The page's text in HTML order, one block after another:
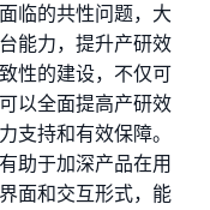
临的共性问题，大
能力，提升产研效
性的建设，不仅可
以全面提高产研效
支持和有效保障。
助于加深产品在用
面和交互形式，能